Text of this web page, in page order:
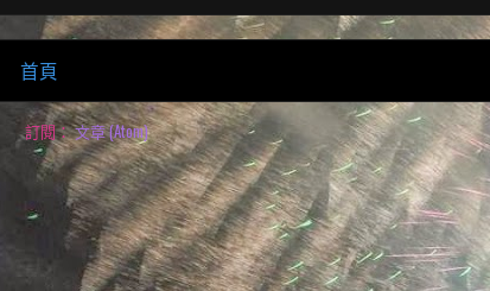
首頁
訂閱：文章 (Atom)